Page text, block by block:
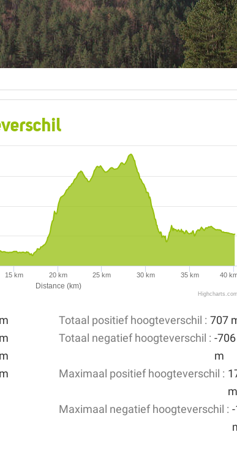
Distance (km)
15 km 20 km 25 km 30 km 35 km 40
Highcharts.com
Totaal positief hoogteverschil : 707
Totaal negatief hoogteverschil : -706
m
Maximaal positief hoogteverschil :
m
Maximaal negatief hoogteverschil : -